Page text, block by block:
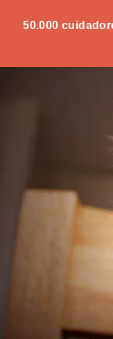
50.000